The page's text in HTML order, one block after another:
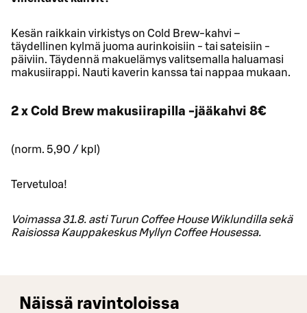
Kesän raikkain virkistys on Cold Brew-kahvi –
täydellinen kylmä juoma aurinkoisiin - tai sateisiin -
päiviin. Täydennä makuelämys valitsemalla haluamasi
makusiirappi. Nauti kaverin kanssa tai nappaa mukaan.
2 x Cold Brew makusiirapilla -jääkahvi 8€
(norm. 5,90 / kpl)
Tervetuloa!
Voimassa 31.8. asti Turun Coffee House Wiklundilla sekä
Raisiossa Kauppakeskus Myllyn Coffee Housessa.
Näissä ravintoloissa